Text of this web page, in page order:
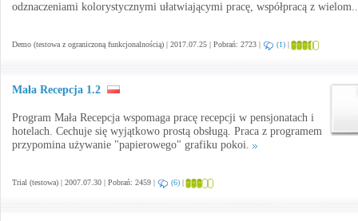
odznaczeniami kolorystycznymi ułatwiającymi pracę, współpracą z
Demo (testowa z ograniczoną funkcjonalnością) | 2017.07.25 | Pobrań: 2723 | (1) |
Mała Recepcja 1.2
Program Mała Recepcja wspomaga pracę recepcji w pensjonatach i
hotelach. Cechuje się wyjątkowo prostą obsługą. Praca z programem
przypomina używanie "papierowego" grafiku pokoi.
Trial (testowa) | 2007.07.30 | Pobrań: 2459 | (6) |